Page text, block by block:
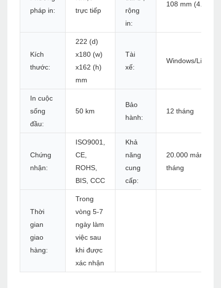
pháp in:
trực tiếp
rộng
in:
108 mm (4.25 ")
Kích
thước:
222 (d)
x180 (w)
x162 (h)
mm
Tài
xế:
Windows/Linux/
In cuộc
sống
đầu:
50 km
Bảo
hành:
12 tháng
Chứng
nhận:
ISO9001,
CE,
ROHS,
BIS, CCC
Khả
năng
cung
cấp:
20.000 mảnh mỗi
tháng
Thời
gian
giao
hàng:
Trong
vòng 5-7
ngày làm
việc sau
khi được
xác nhận